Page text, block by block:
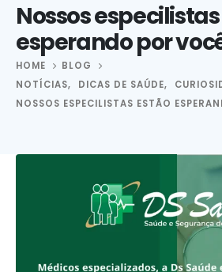
Nossos
esperando por
HOME
BLOG
NOTÍCIAS, DICAS DE SAÚDE,
NOSSOS ESPECILISTAS ESTÃO